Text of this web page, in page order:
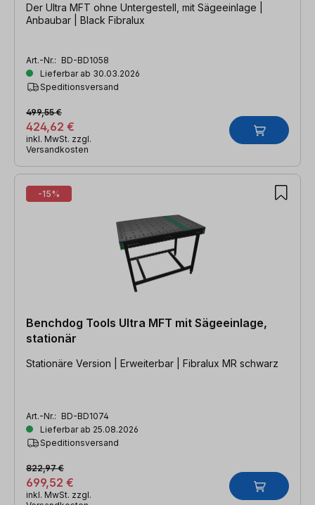
Der Ultra MFT ohne Untergestell, mit Sägeeinlage |
Anbaubar | Black Fibralux
Art.-Nr.: BD-BD1058
Lieferbar ab 30.03.2026
Speditionsversand
424,62 €
499,55 €
inkl. MwSt. zzgl.
Versandkosten
-15%
Benchdog Tools Ultra MFT mit Sägeeinlage,
stationär
Stationäre Version | Erweiterbar | Fibralux MR schwarz
Art.-Nr.: BD-BD1074
Lieferbar ab 25.08.2026
Speditionsversand
699,52 €
822,97 €
inkl. MwSt. zzgl.